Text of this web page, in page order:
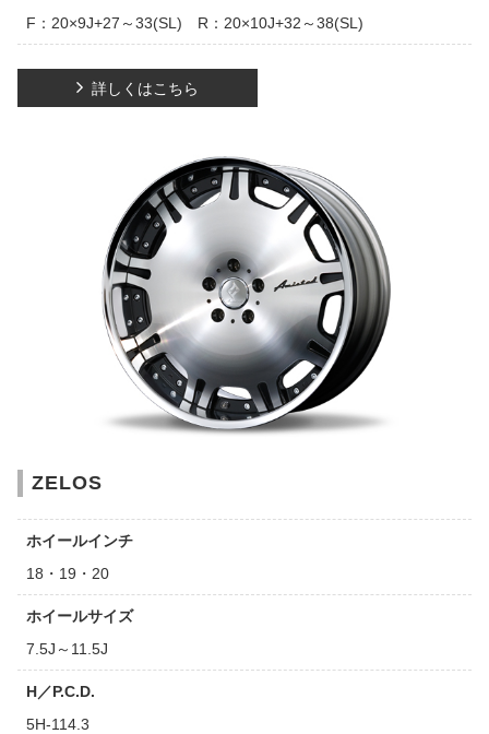
F：20×9J+27～33(SL) R：20×10J+32～38(SL)
詳しくはこちら
ZELOS
ホイールインチ
18・19・20
ホイールサイズ
7.5J～11.5J
H／P.C.D.
5H-114.3